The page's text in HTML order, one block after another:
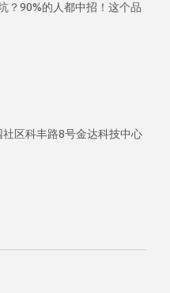
？90%的人都中招！这个品
区科丰路8号金达科技中心